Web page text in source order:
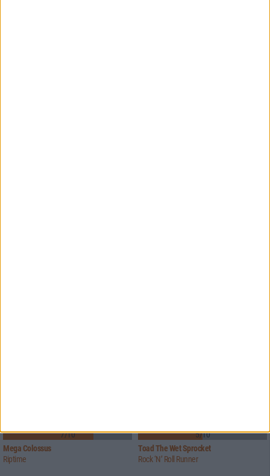
7/10
Mega Colossus
Riptime
5/10
Toad The Wet Sprocket
Rock ‘N’ Roll Runner